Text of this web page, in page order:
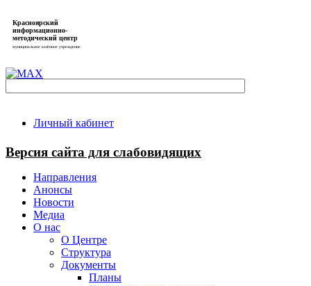
Красноярский
информационно-
методический центр
муниципальное казённое учреждение
Личный кабинет
Версия сайта для слабовидящих
Направления
Анонсы
Новости
Медиа
О нас
О Центре
Структура
Документы
Планы